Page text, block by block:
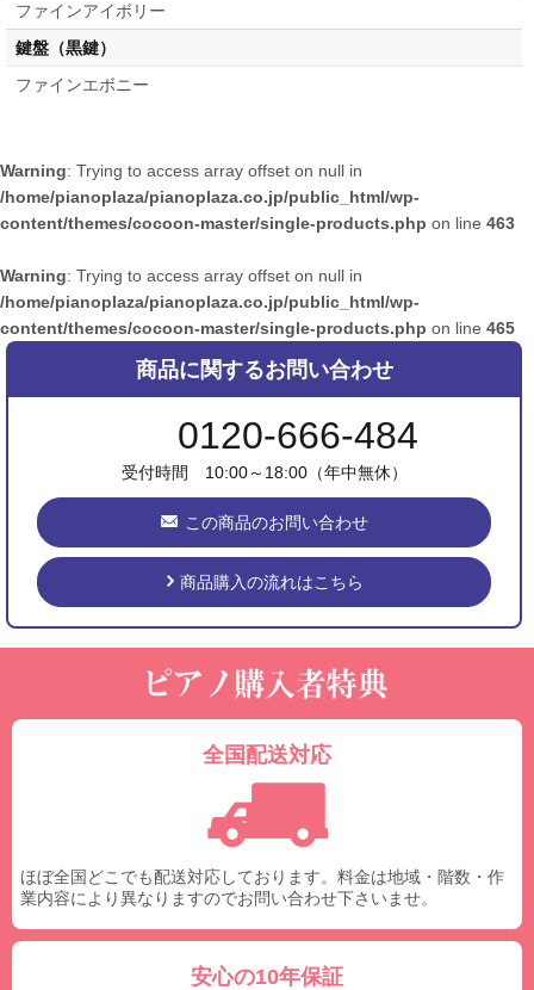
ファインアイボリー
鍵盤（黒鍵）
ファインエボニー
Warning: Trying to access array offset on null in
/home/pianoplaza/pianoplaza.co.jp/public_html/wp-
content/themes/cocoon-master/single-products.php on line 463
Warning: Trying to access array offset on null in
/home/pianoplaza/pianoplaza.co.jp/public_html/wp-
content/themes/cocoon-master/single-products.php on line 465
商品に関するお問い合わせ
0120-666-484
受付時間 10:00～18:00（年中無休）
この商品のお問い合わせ
商品購入の流れはこちら
全国配送対応
ほぼ全国どこでも配送対応しております。料金は地域・階数・作
業内容により異なりますのでお問い合わせ下さいませ。
安心の10年保証